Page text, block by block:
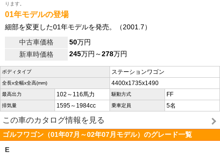
ります。
01年モデルの登場
細部を変更した01年モデルを発売。（2001.7）
中古車価格
50万円
新車時価格
245万円～278万円
ボディタイプ ステーションワゴン
全長x全幅x全高(mm) 4400x1735x1490
最高出力 102～116馬力 駆動方式 FF
排気量 1595～1984cc 乗車定員 5名
この車のカタログ情報を見る
ゴルフワゴン（01年07月～02年07月モデル）のグレード一覧
E